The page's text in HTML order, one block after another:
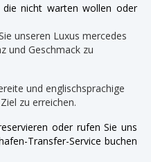
die nicht warten wollen oder
unseren Luxus mercedes
und Geschmack zu
und englischsprachige
zu erreichen.
oder rufen Sie uns
Transfer-Service buchen